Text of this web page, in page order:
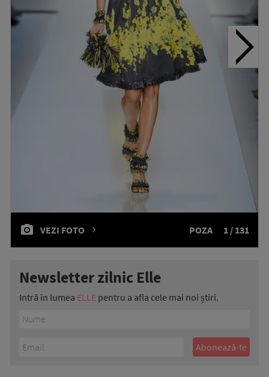
VEZI FOTO POZA 1 / 131
Newsletter zilnic Elle
Intră în lumea ELLE pentru a afla cele mai noi știri.